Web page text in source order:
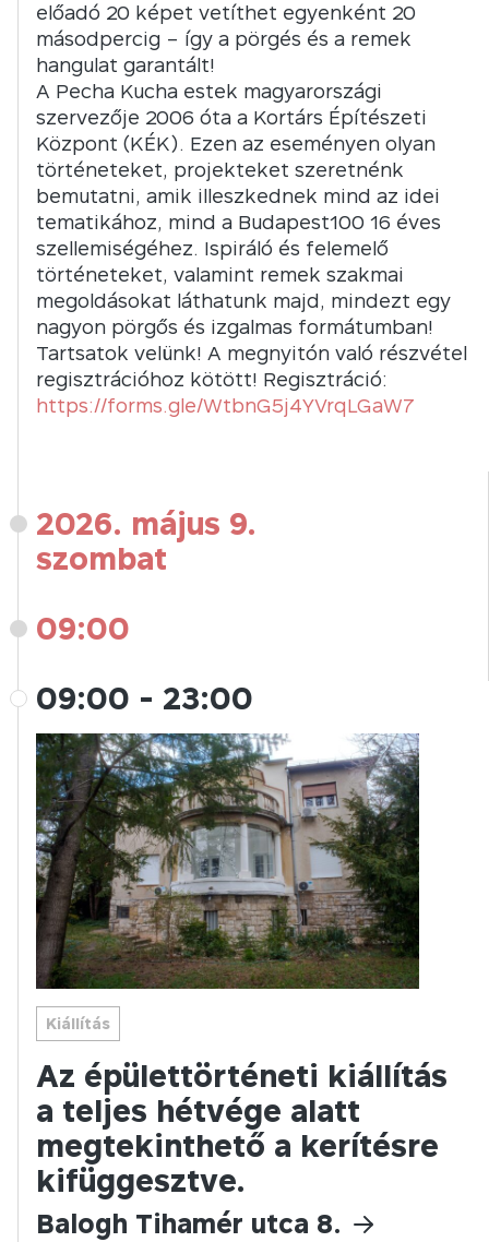
2026. május 9.
szombat
09:00
09:00 - 23:00
Kiállítás
Az épülettörténeti kiállítás
a teljes hétvége alatt
megtekinthető a kerítésre
kifüggesztve.
Balogh Tihamér utca 8.
előadó 20 képet vetíthet egyenként 20
másodpercig – így a pörgés és a remek
hangulat garantált!
A Pecha Kucha estek magyarországi
szervezője 2006 óta a Kortárs Építészeti
Központ (KÉK). Ezen az eseményen olyan
történeteket, projekteket szeretnénk
bemutatni, amik illeszkednek mind az idei
tematikához, mind a Budapest100 16 éves
szellemiségéhez. Ispiráló és felemelő
történeteket, valamint remek szakmai
megoldásokat láthatunk majd, mindezt egy
nagyon pörgős és izgalmas formátumban!
Tartsatok velünk! A megnyitón való részvétel
regisztrációhoz kötött! Regisztráció:
https://forms.gle/WtbnG5j4YVrqLGaW7